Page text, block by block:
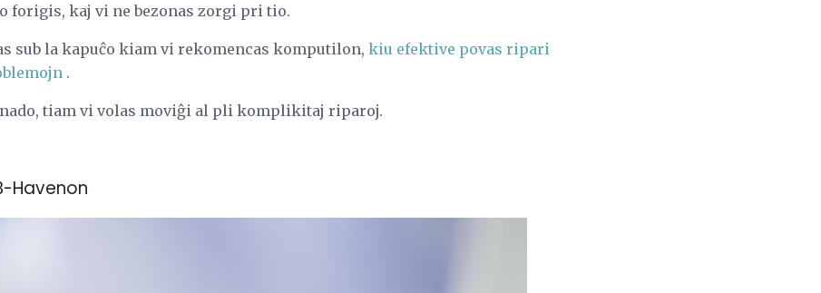
forigis, kaj vi ne bezonas zorgi pri tio.
sub la kapuĉo kiam vi rekomencas komputilon, kiu efektive povas ripari
.
tiam vi volas moviĝi al pli komplikitaj riparoj.
Havenon